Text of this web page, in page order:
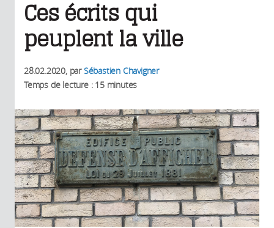
Ces écrits qui
peuplent la ville
28.02.2020, parSébastien Chavigner
Temps de lecture : 15 minutes